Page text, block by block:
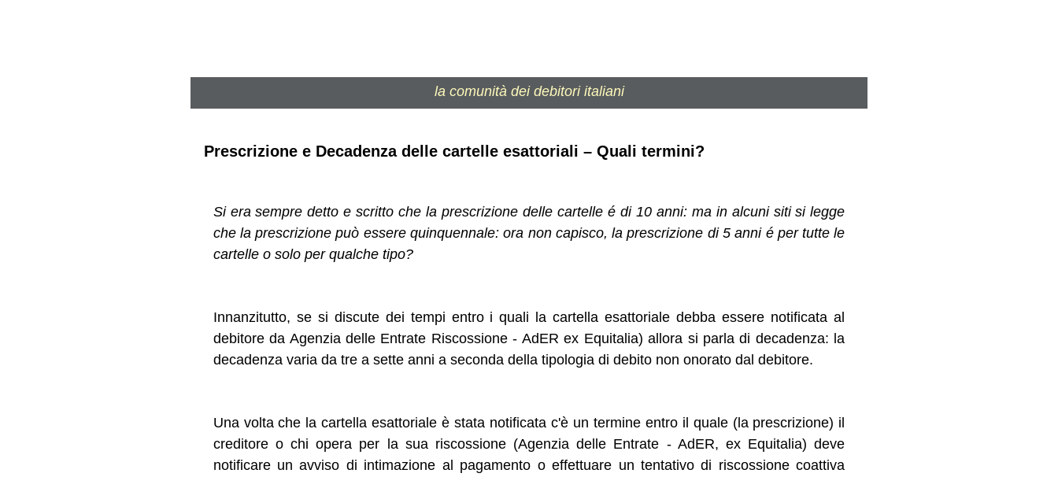
la comunità dei debitori italiani
Prescrizione e Decadenza delle cartelle esattoriali – Quali termini?
Si era sempre detto e scritto che la prescrizione delle cartelle é di 10 anni: ma in alcuni siti si legge
che la prescrizione può essere quinquennale: ora non capisco, la prescrizione di 5 anni é per tutte le
cartelle o solo per qualche tipo?
Innanzitutto, se si discute dei tempi entro i quali la cartella esattoriale debba essere notificata al
debitore da Agenzia delle Entrate Riscossione - AdER ex Equitalia) allora si parla di decadenza: la
decadenza varia da tre a sette anni a seconda della tipologia di debito non onorato dal debitore.
Una volta che la cartella esattoriale è stata notificata c'è un termine entro il quale (la prescrizione) il
creditore o chi opera per la sua riscossione (Agenzia delle Entrate - AdER, ex Equitalia) deve
notificare un avviso di intimazione al pagamento o effettuare un tentativo di riscossione coattiva